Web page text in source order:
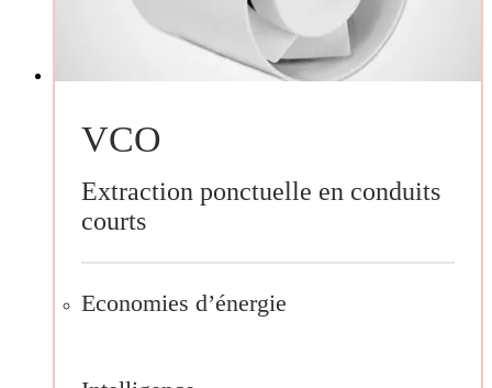
VCO
Extraction ponctuelle en conduits
courts
Economies d’énergie